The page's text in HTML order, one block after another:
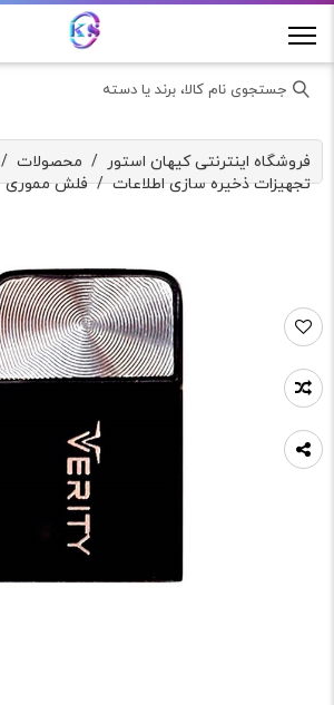
جستجوی نام کالا، برند یا دسته
فروشگاه اینترنتی کیهان استور / محصولات /
تجهیزات ذخیره سازی اطلاعات/فلش مموری